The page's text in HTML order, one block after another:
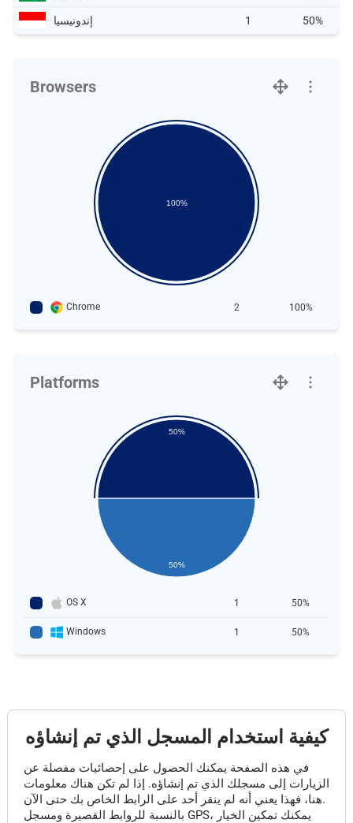
إندونيسيا 1 50%
Browsers
100%
Chrome 2 100%
Platforms
50%
50%
OS X 1 50%
Windows 1 50%
كيفية استخدام المسجل الذي تم إنشاؤه
في هذه الصفحة يمكنك الحصول على إحصائيات مفصلة عن
الزيارات إلى مسجلك الذي تم إنشاؤه. إذا لم تكن هناك معلومات
هنا، فهذا يعني أنه لم ينقر أحد على الرابط الخاص بك حتى الآن.
بالنسبة للروابط القصيرة ومسجل GPS، يمكنك تمكين الخيار